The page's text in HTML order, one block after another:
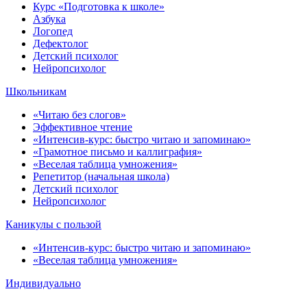
Курс «Подготовка к школе»
Азбука
Логопед
Дефектолог
Детский психолог
Нейропсихолог
Школьникам
«Читаю без слогов»
Эффективное чтение
«Интенсив-курс: быстро читаю и запоминаю»
«Грамотное письмо и каллиграфия»
«Веселая таблица умножения»
Репетитор (начальная школа)
Детский психолог
Нейропсихолог
Каникулы с пользой
«Интенсив-курс: быстро читаю и запоминаю»
«Веселая таблица умножения»
Индивидуально